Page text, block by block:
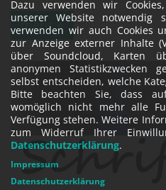
Dazu verwenden wir
unserer Website notwendig
verwenden wir auch Cookies
zur Anzeige externer Inhalte
über Soundcloud, Karten
anonymen Statistikzwecken
selbst entscheiden, welche
Bitte beachten Sie, dass
womöglich nicht mehr alle
Verfügung stehen. Weitere
zum Widerruf Ihrer
Datenschutzerklärung.
Impressum
Datenschutzerklärung
mehr +